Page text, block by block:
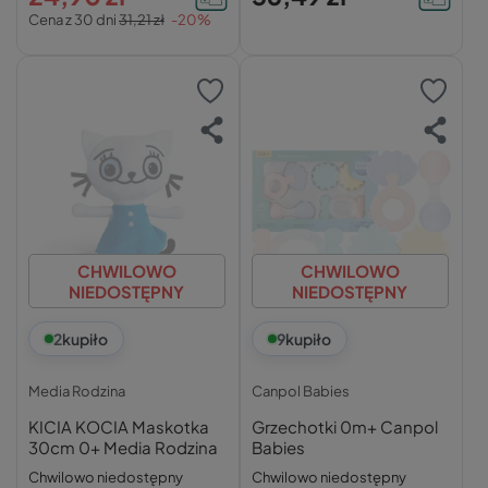
Cena z 30 dni31,21 zł -20%
CHWILOWO
NIEDOSTĘPNY
2kupiło
Media Rodzina
KICIA KOCIA Maskotka
30cm 0+ Media Rodzina
Chwilowo niedostępny
CHWILOWO
NIEDOSTĘPNY
9kupiło
Canpol Babies
Grzechotki 0m+ Canpol
Babies
Chwilowo niedostępny